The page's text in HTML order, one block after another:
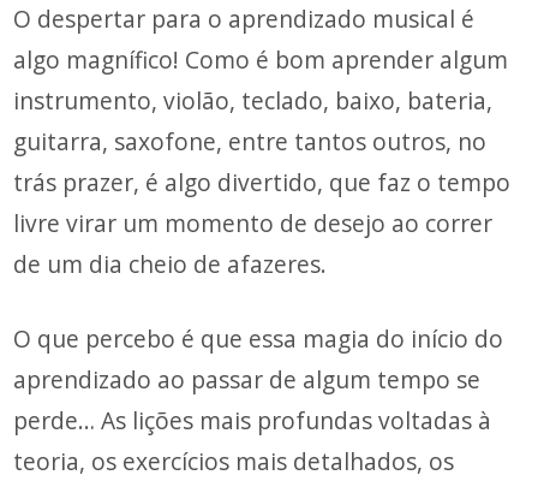
O despertar para o aprendizado musical é
algo magnífico! Como é bom aprender algum
instrumento, violão, teclado, baixo, bateria,
guitarra, saxofone, entre tantos outros, no
trás prazer, é algo divertido, que faz o tempo
livre virar um momento de desejo ao correr
de um dia cheio de afazeres.
O que percebo é que essa magia do início do
aprendizado ao passar de algum tempo se
perde… As lições mais profundas voltadas à
teoria, os exercícios mais detalhados, os